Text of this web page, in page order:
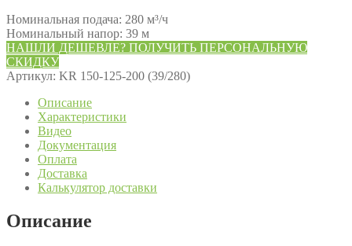
Номинальная подача: 280 м³/ч
Номинальный напор: 39 м
НАШЛИ ДЕШЕВЛЕ? ПОЛУЧИТЬ ПЕРСОНАЛЬНУЮ
СКИДКУ
Артикул: KR 150-125-200 (39/280)
Описание
Характеристики
Видео
Документация
Оплата
Доставка
Калькулятор доставки
Описание